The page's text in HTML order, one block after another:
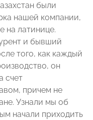
были
нашей компании,
на латинице.
и бывший
того, как каждый
он
счет
причем не
Узнали мы об
начали приходить